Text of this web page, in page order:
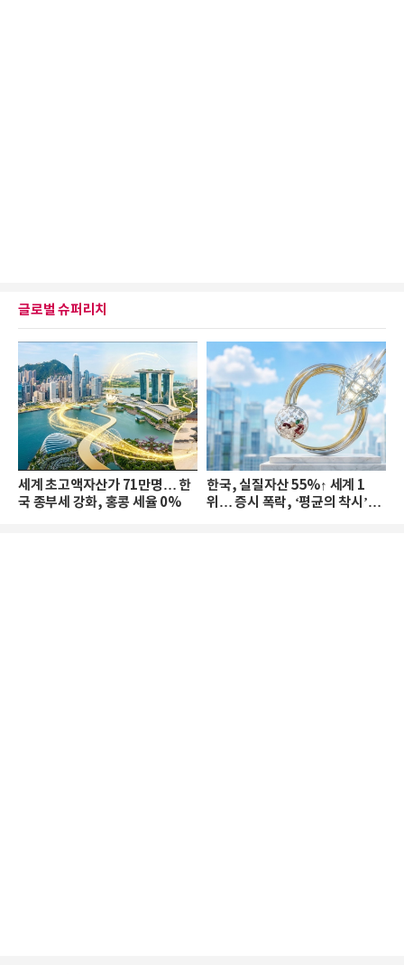
글로벌 슈퍼리치
세계 초고액자산가 71만명… 한
국 종부세 강화, 홍콩 세율 0%
한국, 실질자산 55%↑ 세계 1
위… 증시 폭락, ‘평균의 착시’와